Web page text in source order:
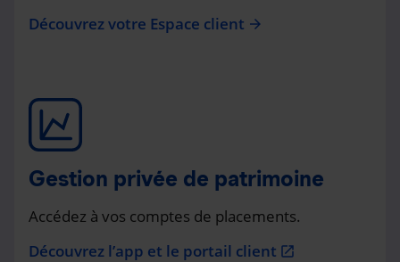
Découvrez votre Espace client arrow_forward
Gestion privée de patrimoine
Accédez à vos comptes de placements.
Découvrez l’app et le portail client open_in_new